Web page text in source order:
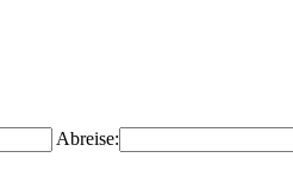
Abreise: